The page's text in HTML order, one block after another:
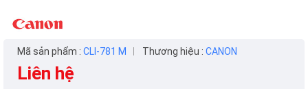
Mã sản phẩm : CLI-781 M Thương hiệu : CANON
Liên hệ